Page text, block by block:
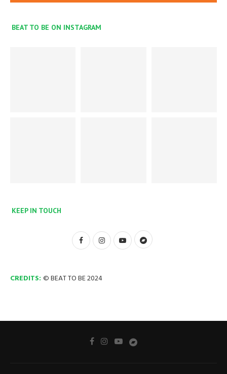
BEAT TO BE ON INSTAGRAM
KEEP IN TOUCH
CREDITS: © BEAT TO BE 2024